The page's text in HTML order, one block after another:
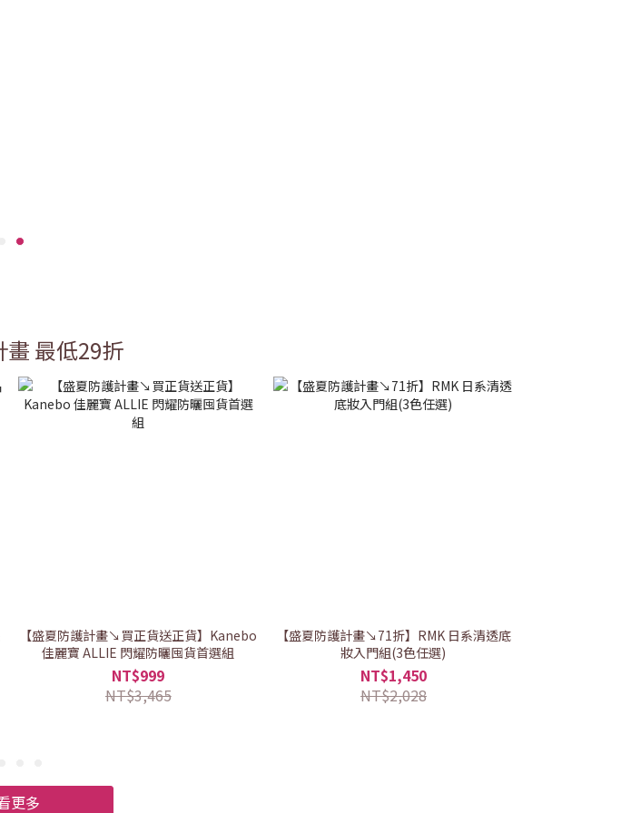
最低29折
【盛夏防護計畫↘買正貨送正貨】Kanebo
佳麗寶 ALLIE 閃耀防曬囤貨首選組
NT$999
NT$3,465
【盛夏防護計畫↘71折】RMK 日系清透底
妝入門組(3色任選)
NT$1,450
NT$2,028
更多